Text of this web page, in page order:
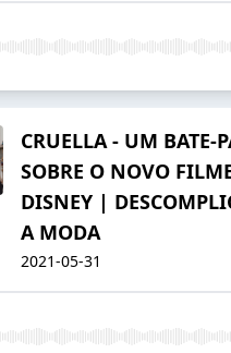
CRUELLA - UM BATE-
SOBRE O NOVO
DISNEY |
A MODA
2021-05-31